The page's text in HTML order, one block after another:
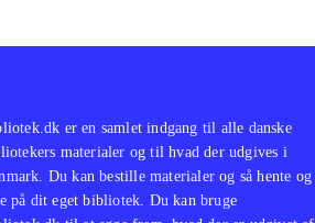
er en samlet indgang til alle danske
materialer og til hvad der udgives i
Du kan bestille materialer og så hente og
på dit eget bibliotek. Du kan bruge